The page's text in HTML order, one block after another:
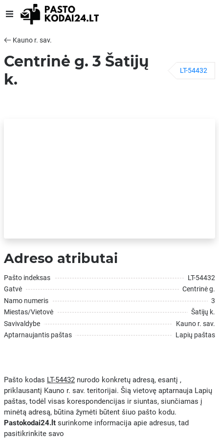
Kauno r. sav.
Centrinė g. 3 Šatijų
k.
LT-54432
Adreso atributai
Pašto indeksas
LT-54432
Gatvė
Centrinė g.
Namo numeris
3
Miestas/Vietovė
Šatijų k.
Savivaldybe
Kauno r. sav.
Aptarnaujantis paštas
Lapių paštas
Pašto kodas LT-54432 nurodo konkretų adresą, esantį ,
priklausantį Kauno r. sav. teritorijai. Šią vietovę aptarnauja Lapių
paštas, todėl visas korespondencijas ir siuntas, siunčiamas į
minėtą adresą, būtina žymėti būtent šiuo pašto kodu.
Pastokodai24.lt surinkome informacija apie adresus, tad
pasitikrinkite savo